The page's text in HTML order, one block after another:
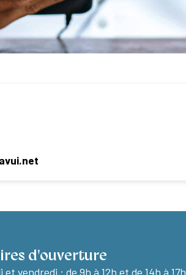
d'ouverture
et vendredi : de 9h à 12h et de 14h à 17h